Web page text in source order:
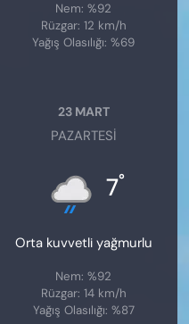
Nem: %92
Rüzgar: 12 km/h
Yağış Olasılığı: %69
23 MART
PAZARTESI
7°
Orta kuvvetli yağmurlu
Nem: %92
Rüzgar: 14 km/h
Yağış Olasılığı: %87